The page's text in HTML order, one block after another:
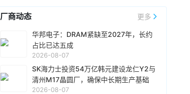
了客户对其长期需求的信心以及对闪迪的认可。
预计到2027财年（2026年7月-2027年6月），
上，到2028财年（2027年7月-2028年6月）占
比将达到约三分之二。
具体来看，NBM协议的期限各不相同，最长可达
五年，加权平均期限超过四年。协议定价同时包
含固定和浮动价格部分，其中浮动部分设有价格
下限和上限。按价格下限计算，所有已签协议的
08-06 10:48
CoreWeave宣布与 Solidigm达成一项多年战略协
议，
Solidigm将优先支持 CoreWeave 人工智能
云平台的企业级固态硬盘 (SSD) 分配。该协议扩
确保其平台其他部分的存储容量能够随着客户需
求的增长而扩展。
08-06 10:27
Netlist宣布，已与三星电子签署一项为期五年的
协议，内容涉及专利交叉许可、存储产品供应和
厂商动态 更多
华邦电子：DRAM紧缺至2027年，长约
占比已达五成
2026-08-07
SK海力士投资54万亿韩元建设龙仁Y2与
清州M17晶圆厂，确保中长期生产基础
2026-08-07